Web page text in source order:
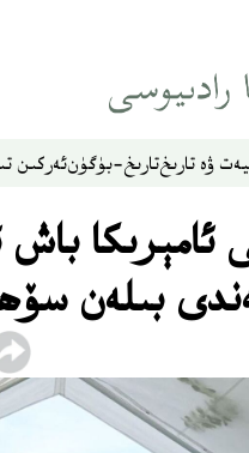
ۋە تارىختارىخ-بۈگۈنئەركىن
ئامېرىكا
بىلەن